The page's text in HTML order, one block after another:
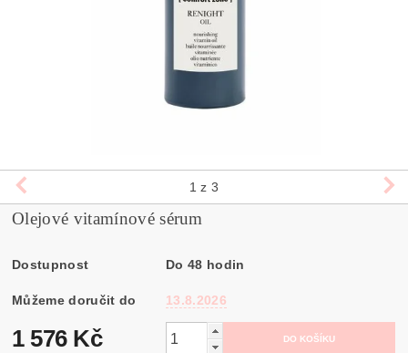
1 z 3
Olejové vitamínové sérum
Dostupnost Do 48 hodin
Můžeme doručit do 13.8.2026
1 576 Kč